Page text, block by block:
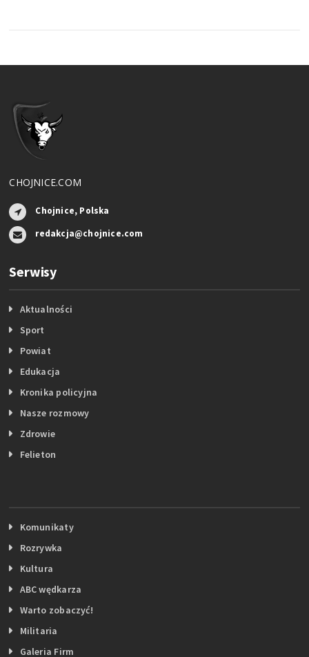
CHOJNICE.COM
Chojnice, Polska
redakcja@chojnice.com
Serwisy
Aktualności
Sport
Powiat
Edukacja
Kronika policyjna
Nasze rozmowy
Zdrowie
Felieton
Komunikaty
Rozrywka
Kultura
ABC wędkarza
Warto zobaczyć!
Militaria
Galeria Firm